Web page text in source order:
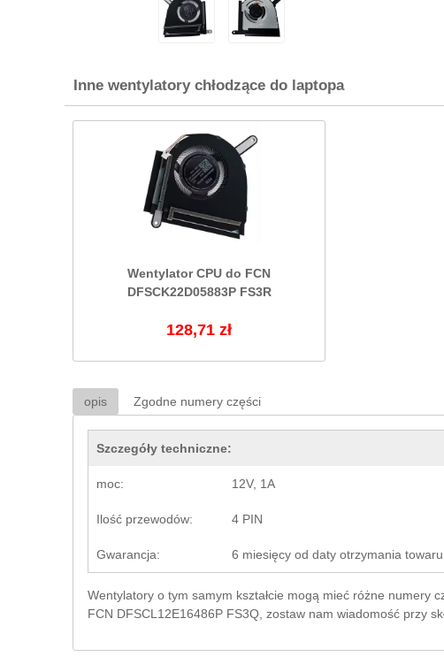
Inne wentylatory chłodzące do laptopa
Wentylator CPU do FCN
DFSCK22D05883P FS3R
128,71 zł
opis Zgodne numery części
Szczegóły techniczne:
moc: 12V, 1A
Ilość przewodów: 4 PIN
Gwarancja: 6 miesięcy od daty otrzymania towaru
Wentylatory o tym samym kształcie mogą mieć różne numery
FCN DFSCL12E16486P FS3Q, zostaw nam wiadomość przy